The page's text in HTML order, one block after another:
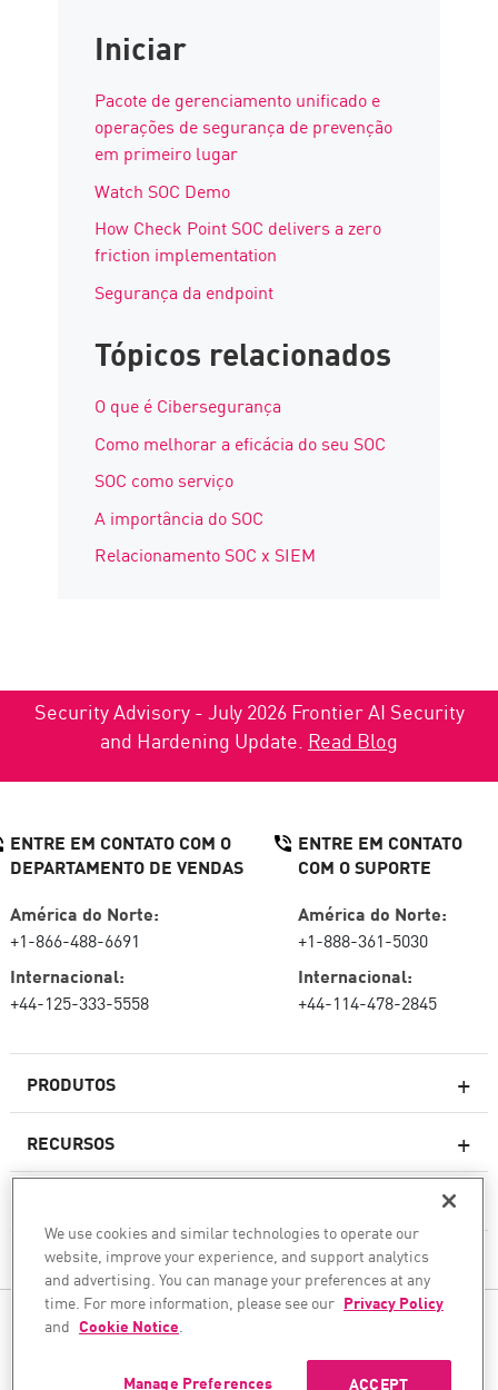
Iniciar
Pacote de gerenciamento unificado e
operações de segurança de prevenção
em primeiro lugar
Watch SOC Demo
How Check Point SOC delivers a zero
friction implementation
Segurança da endpoint
Tópicos relacionados
O que é Cibersegurança
Como melhorar a eficácia do seu SOC
SOC como serviço
A importância do SOC
Relacionamento SOC x SIEM
Security Advisory - July 2026 Frontier AI Security
and Hardening Update. Read Blog
PRODUTOS
Firewalls de última geração
Serviço de segurança de rede
WAF
RECURSOS
EMPRESA
ENTRE EM CONTATO COM O
DEPARTAMENTO DE VENDAS
América do Norte:
+1-866-488-6691
Internacional:
+44-125-333-5558
ENTRE EM CONTATO
COM O SUPORTE
América do Norte:
+1-888-361-5030
Internacional:
+44-114-478-2845
SIGA-NOS
Protegemos sua transformação com IA
We use cookies and similar technologies to operate our
website, improve your experience, and support analytics
and advertising. You can manage your preferences at any
time. For more information, please see our Privacy Policy
and Cookie Notice.
ACCEPT
Manage Preferences